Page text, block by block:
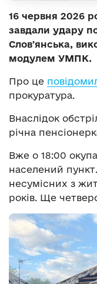
16 червня 2026
завдали удару
Словʼянська,
модулем УМПК.
Про це
прокуратура.
Внаслідок
річна
Вже о 18:00
населений
несумісних з
років. Ще